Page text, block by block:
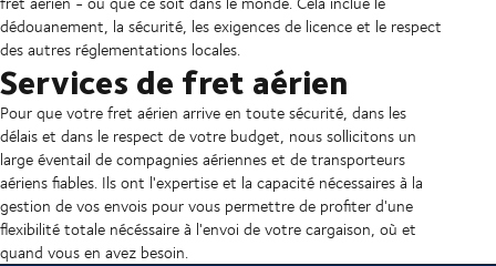
dédouanement, la sécurité, les exigences de licence et le respect
des autres réglementations locales.
Services de fret aérien
Pour que votre fret aérien arrive en toute sécurité, dans les
délais et dans le respect de votre budget, nous sollicitons un
large éventail de compagnies aériennes et de transporteurs
aériens fiables. Ils ont l'expertise et la capacité nécessaires à la
gestion de vos envois pour vous permettre de profiter d'une
flexibilité totale nécéssaire à l'envoi de votre cargaison, où et
quand vous en avez besoin.